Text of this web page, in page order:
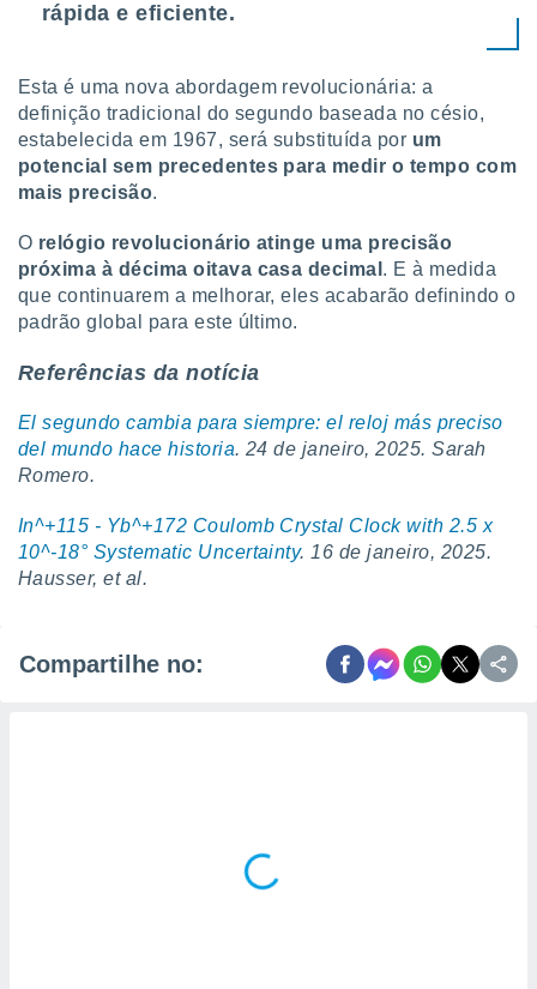
rápida e eficiente.
Esta é uma nova abordagem revolucionária: a
definição tradicional do segundo baseada no césio,
estabelecida em 1967, será substituída por um
potencial sem precedentes para medir o tempo com
mais precisão.
O relógio revolucionário atinge uma precisão
próxima à décima oitava casa decimal . E à medida
que continuarem a melhorar, eles acabarão definindo o
padrão global para este último.
Referências da notícia
El segundo cambia para siempre: el reloj más preciso
del mundo hace historia. 24 de janeiro, 2025. Sarah
Romero.
In^+115 - Yb^+172 Coulomb Crystal Clock with 2.5 x
10^-18° Systematic Uncertainty. 16 de janeiro, 2025.
Hausser, et al.
Compartilhe no: